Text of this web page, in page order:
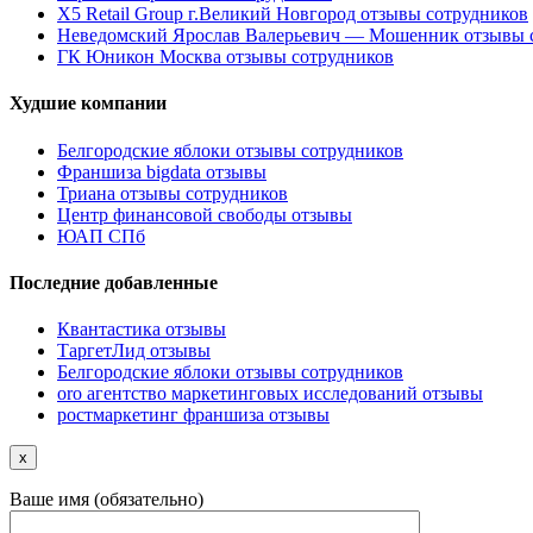
X5 Retail Group г.Великий Новгород отзывы сотрудников
Неведомский Ярослав Валерьевич — Мошенник отзывы
ГК Юникон Москва отзывы сотрудников
Худшие компании
Белгородские яблоки отзывы сотрудников
Франшиза bigdata отзывы
Триана отзывы сотрудников
Центр финансовой свободы отзывы
ЮАП СПб
Последние добавленные
Квантастика отзывы
ТаргетЛид отзывы
Белгородские яблоки отзывы сотрудников
oro агентство маркетинговых исследований отзывы
ростмаркетинг франшиза отзывы
x
Ваше имя (обязательно)